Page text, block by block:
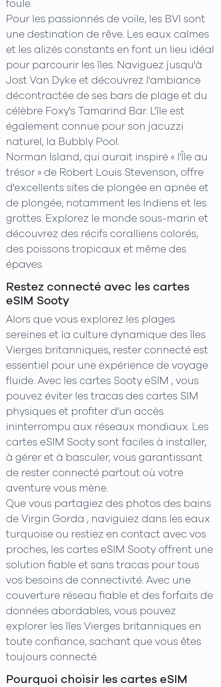
foule.
Pour les passionnés de voile, les BVI sont
une destination de rêve. Les eaux calmes
et les alizés constants en font un lieu idéal
pour parcourir les îles. Naviguez jusqu'à
Jost Van Dyke et découvrez l'ambiance
décontractée de ses bars de plage et du
célèbre Foxy's Tamarind Bar. L'île est
également connue pour son jacuzzi
naturel, la Bubbly Pool.
Norman Island, qui aurait inspiré « l'Île au
trésor » de Robert Louis Stevenson, offre
d'excellents sites de plongée en apnée et
de plongée, notamment les Indiens et les
grottes. Explorez le monde sous-marin et
découvrez des récifs coralliens colorés,
des poissons tropicaux et même des
épaves.
Restez connecté avec les cartes
eSIM Sooty
Alors que vous explorez les plages
sereines et la culture dynamique des îles
Vierges britanniques, rester connecté est
essentiel pour une expérience de voyage
fluide. Avec les cartes Sooty eSIM , vous
pouvez éviter les tracas des cartes SIM
physiques et profiter d'un accès
ininterrompu aux réseaux mondiaux. Les
cartes eSIM Sooty sont faciles à installer,
à gérer et à basculer, vous garantissant
de rester connecté partout où votre
aventure vous mène.
Que vous partagiez des photos des bains
de Virgin Gorda , naviguiez dans les eaux
turquoise ou restiez en contact avec vos
proches, les cartes eSIM Sooty offrent une
solution fiable et sans tracas pour tous
vos besoins de connectivité. Avec une
couverture réseau fiable et des forfaits de
données abordables, vous pouvez
explorer les îles Vierges britanniques en
toute confiance, sachant que vous êtes
toujours connecté.
Pourquoi choisir les cartes eSIM